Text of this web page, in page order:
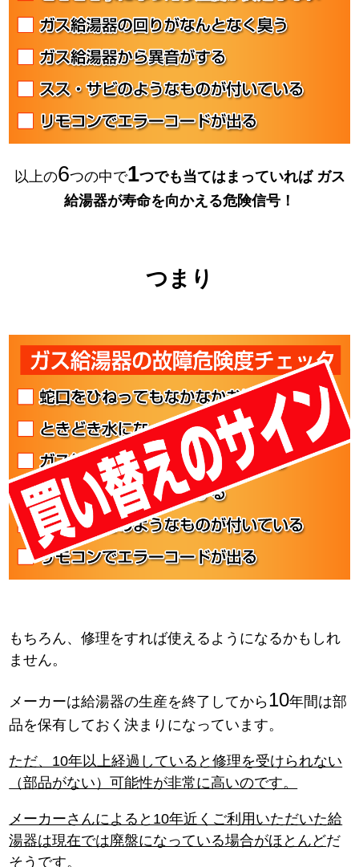
以上の6つの中で1つでも当てはまっていればガス
給湯器が寿命を向かえる危険信号！
つまり
もちろん、修理をすれば使えるようになるかもしれ
ません。
メーカーは給湯器の生産を終了してから10年間は部
品を保有しておく決まりになっています。
ただ、10年以上経過していると修理を受けられない
（部品がない）可能性が非常に高いのです。
メーカーさんによると10年近くご利用いただいた給
湯器は現在では廃盤になっている場合がほとんどだ
そうです。